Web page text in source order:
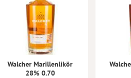
Walcher Marillenlikör
28% 0.70